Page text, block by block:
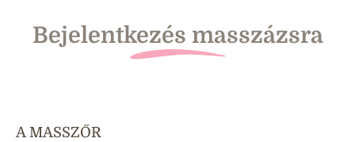
Bejelentkezés masszázsra
A MASSZŐR